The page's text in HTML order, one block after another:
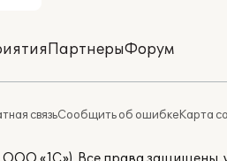
ПартнерыФорум
связьСообщить об ошибкеКарта